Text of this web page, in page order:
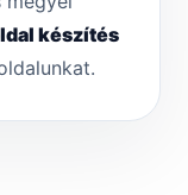
készítés